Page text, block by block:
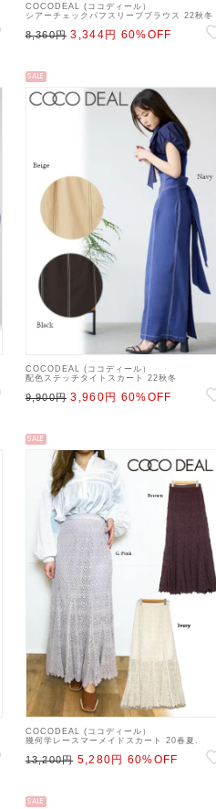
COCODEAL (ココディール）
シアーチェックパフスリーブブラウス 22秋冬
8,360円 3,344円 60%OFF
SALE
COCODEAL (ココディール）
配色ステッチタイトスカート 22秋冬
9,900円 3,960円 60%OFF
SALE
COCODEAL (ココディール）
幾何学レースマーメイドスカート 20春夏.
【70217280】ロング・マキシスカート 20es
22gw
13,200円 5,280円 60%OFF
SALE